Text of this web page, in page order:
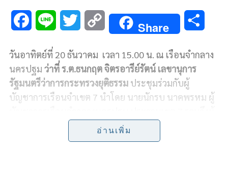
c
e
b
n
e
i
t
t
e
r
p
y
L
i
n
Share
a
e
วันอาทิตย์ที่ 20 ธันวาคม เวลา 15.00 น. ณ เรือนจำกลาง
นครปฐม ว่าที่ ร.ต.ธนกฤต จิตรอารีย์รัตน์ เลขานุการ
รัฐมนตรีว่าการกระทรวงยุติธรรมประชุมร่วมกับผู้
บัญชาการเรือนจำเขต 7 นำโดย นายนักรบ นาคพรหม ผู้
บัญชาการเรือนจำกลางเขาบิน ผู้บัญชาการเรือนจำกลาง
ผู้บัญชาการเรือนจำกลางสมุทรสงคราม ผู้
อ่านเพิ่ม